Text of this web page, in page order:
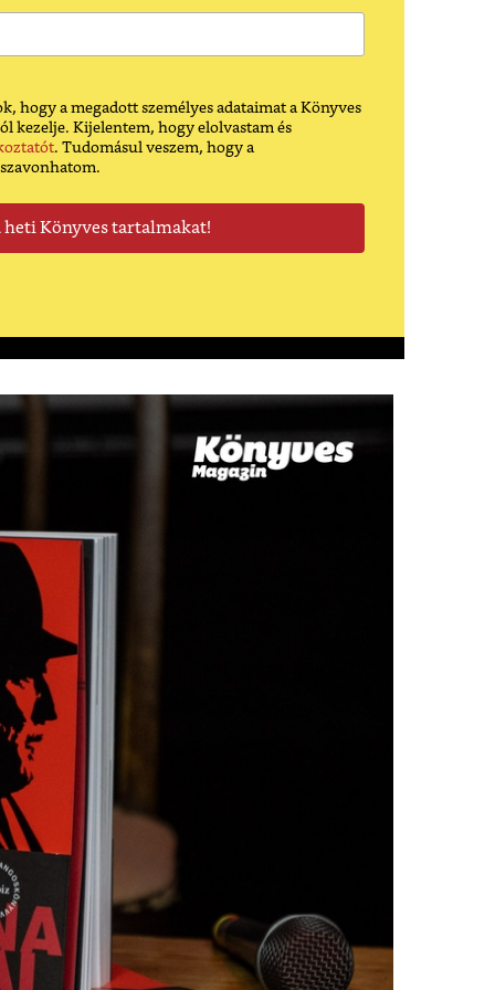
hogy a megadott személyes adataimat a Könyves
kezelje. Kijelentem, hogy elolvastam és
. Tudomásul veszem, hogy a